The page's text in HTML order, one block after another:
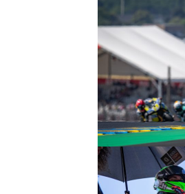
© R.Lekl
© R.Lekl